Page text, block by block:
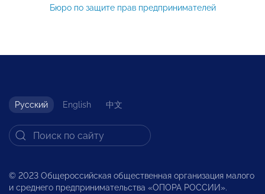
Бюро по защите прав предпринимателей
Русский English 中文
© 2023 Общероссийская общественная организация малого
и среднего предпринимательства «ОПОРА РОССИИ».